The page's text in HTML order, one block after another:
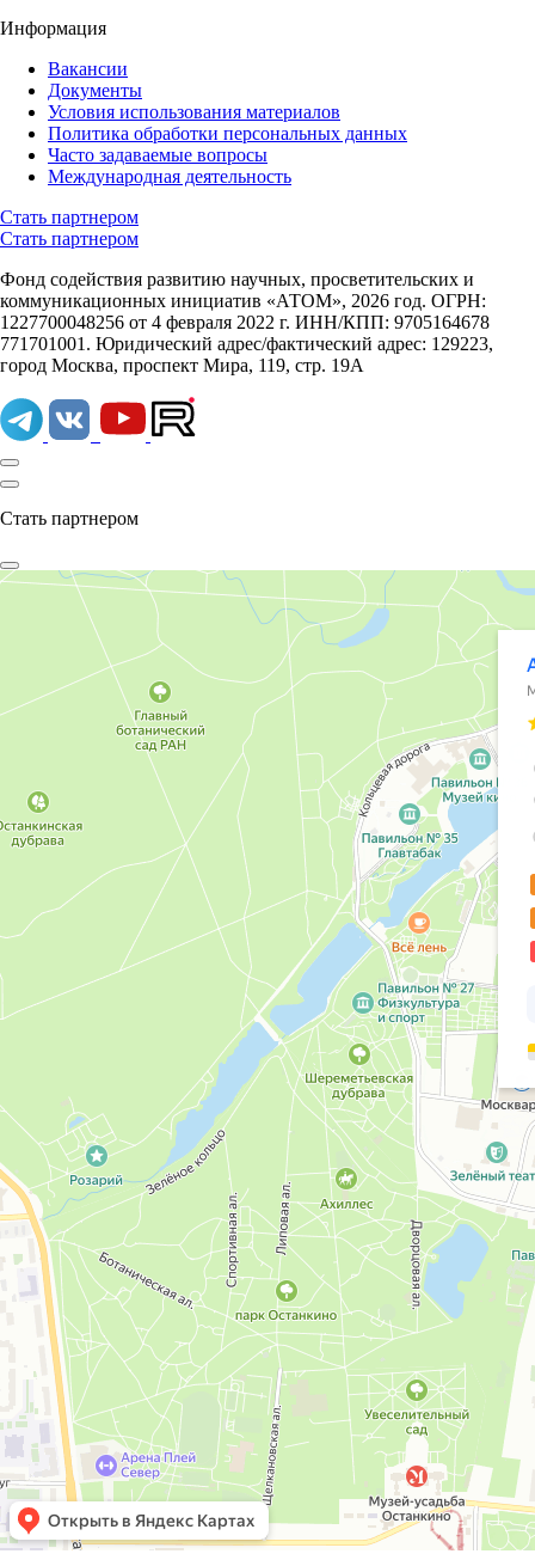
Информация
Вакансии
Документы
Условия использования материалов
Политика обработки персональных данных
Часто задаваемые вопросы
Международная деятельность
Стать партнером
Стать партнером
Фонд содействия развитию научных, просветительских и
коммуникационных инициатив «АТОМ», 2026 год. ОГРН:
1227700048256 от 4 февраля 2022 г. ИНН/КПП: 9705164678
771701001. Юридический адрес/фактический адрес: 129223,
город Москва, проспект Мира, 119, стр. 19А
Стать партнером